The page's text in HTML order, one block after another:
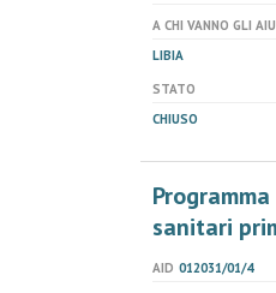
A CHI VANNO GLI
LIBIA
STATO
CHIUSO
sanitari
AID 012031/01/4